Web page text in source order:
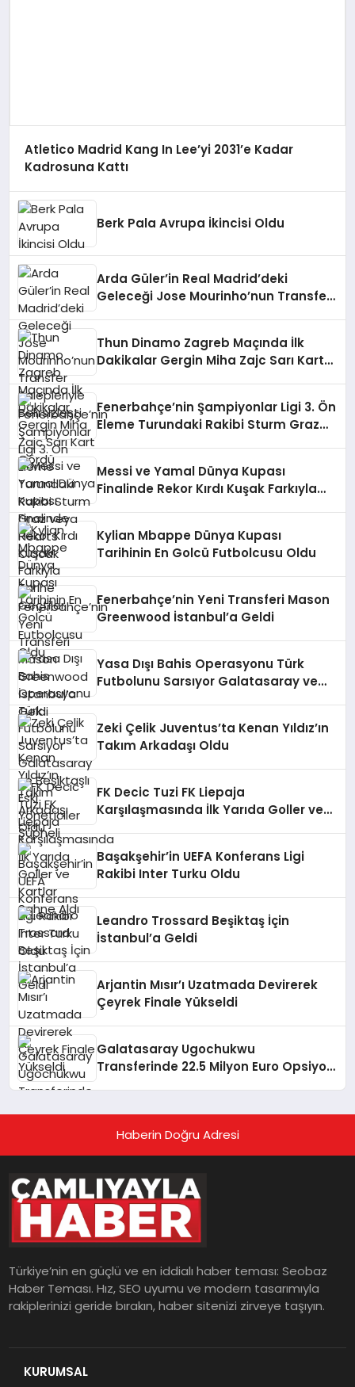
Atletico Madrid Kang In Lee’yi 2031’e Kadar
Kadrosuna Kattı
Berk Pala Avrupa İkincisi Oldu
Arda Güler’in Real Madrid’deki
Geleceği Jose Mourinho’nun Transfer
Thun Dinamo Zagreb Maçında İlk
Dakikalar Gergin Miha Zajc Sarı Kart
Fenerbahçe’nin Şampiyonlar Ligi 3. Ön
Eleme Turundaki Rakibi Sturm Graz
Messi ve Yamal Dünya Kupası
Finalinde Rekor Kırdı Kuşak Farkıyla
Kylian Mbappe Dünya Kupası
Tarihinin En Golcü Futbolcusu Oldu
Fenerbahçe’nin Yeni Transferi Mason
Greenwood İstanbul’a Geldi
Yasa Dışı Bahis Operasyonu Türk
Futbolunu Sarsıyor Galatasaray ve
Zeki Çelik Juventus’ta Kenan Yıldız’ın
Takım Arkadaşı Oldu
FK Decic Tuzi FK Liepaja
Karşılaşmasında İlk Yarıda Goller ve
Başakşehir’in UEFA Konferans Ligi
Rakibi Inter Turku Oldu
Leandro Trossard Beşiktaş İçin
İstanbul’a Geldi
Arjantin Mısır’ı Uzatmada Devirerek
Çeyrek Finale Yükseldi
Galatasaray Ugochukwu
Transferinde 22.5 Milyon Euro Opsiyon
Haberin Doğru Adresi
Türkiye’nin en güçlü ve en iddialı haber teması: Seobaz
Haber Teması. Hız, SEO uyumu ve modern tasarımıyla
rakiplerinizi geride bırakın, haber sitenizi zirveye taşıyın.
KURUMSAL